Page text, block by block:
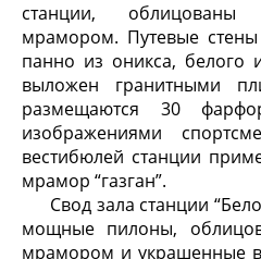
станции, облицованы
мрамором. Путевые
панно из оникса, белого
выложен гранитными
размещаются 30
изображениями
вестибюлей станции
мрамор “газган”.
Свод зала станции
мощные пилоны,
мрамором и украшенные в